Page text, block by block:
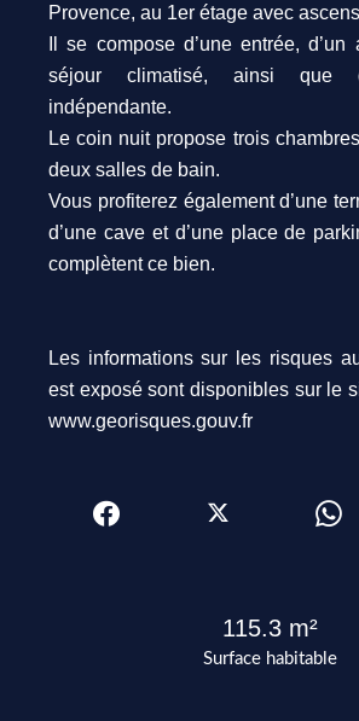
Surface habitable
115.3 m²
Provence, au 1er étage avec
Il se compose d’une entrée,
séjour climatisé, ainsi que
indépendante.
Le coin nuit propose trois
deux salles de bain.
Vous profiterez également d’une
d’une cave et d’une place de
complètent ce bien.
Les informations sur les risques
est exposé sont disponibles sur le
www.georisques.gouv.fr